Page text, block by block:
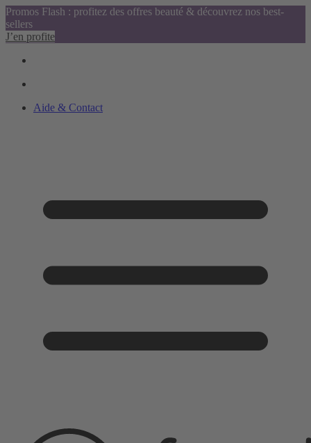
Promos Flash : profitez des offres beauté & découvrez nos best-
sellers
J’en profite
Aide & Contact